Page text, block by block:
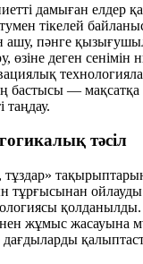
дамыған елдер
тікелей
ашу, пәнге
өзіне деген сенімін
бастысы — мақсатқа
таңдау.
тәсіл
тұрғысынан
қолданылды.
жұмыс жасауына
дағдыларды